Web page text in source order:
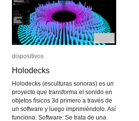
dispositivos
Holodecks
Holodecks (esculturas sonoras) es un
proyecto que transforma el sonido en
objetos físicos 3d primero a través de
un software y luego imprimiéndolo. Así
funciona: Software: Se trata de una
dispositivos
Holodecks